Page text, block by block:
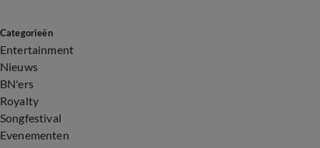
Categorieën
Entertainment
Nieuws
BN'ers
Royalty
Songfestival
Evenementen